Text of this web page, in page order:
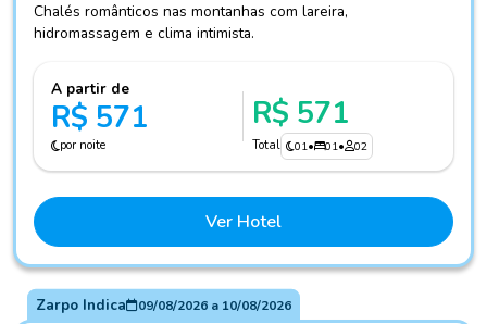
Chalés românticos nas montanhas com lareira,
hidromassagem e clima intimista.
A partir de
R$ 571
por noite
R$ 571
Total 01• 01• 02
Ver Hotel
Zarpo Indica 09/08/2026a 10/08/2026